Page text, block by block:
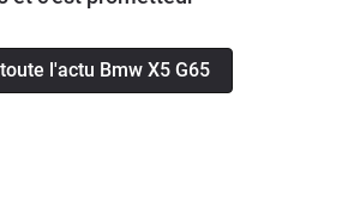
l'actu Bmw X5 G65